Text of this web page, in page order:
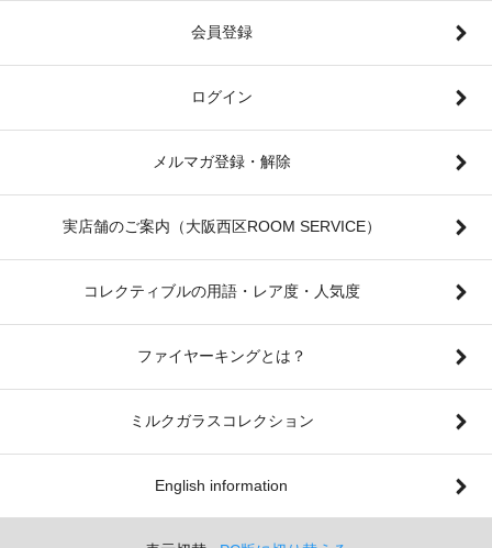
会員登録
ログイン
メルマガ登録・解除
実店舗のご案内（大阪西区ROOM SERVICE）
コレクティブルの用語・レア度・人気度
ファイヤーキングとは？
ミルクガラスコレクション
English information